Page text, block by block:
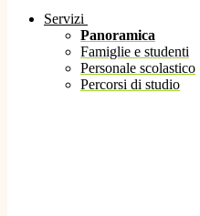
Servizi
Panoramica
Famiglie e studenti
Personale scolastico
Percorsi di studio